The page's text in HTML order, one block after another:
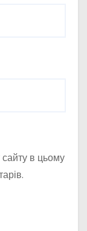
в цьому